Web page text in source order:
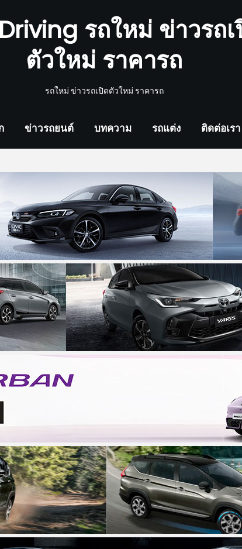
รถใหม่ ข่าวรถ
ตัวใหม่ ราคารถ
รถใหม่ ข่าวรถเปิดตัวใหม่ ราคารถ
ข่าวรถยนต์ บทความ รถแต่ง ติดต่อเรา